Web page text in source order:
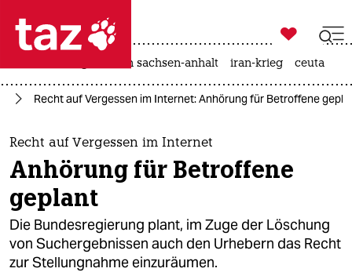
 taz zahl ich
taz zahl ich
themen
politik
öko
gesellschaft

taz zahl ich
landtagswahl in sachsen-anhalt iran-krieg ceuta
Recht auf Vergessen im Internet: Anhörung für Betroffene
Recht auf Vergessen im Internet
Anhörung für Betroffene
geplant
Die Bundesregierung plant, im Zuge der Löschung
von Suchergebnissen auch den Urhebern das Recht
zur Stellungnahme einzuräumen.